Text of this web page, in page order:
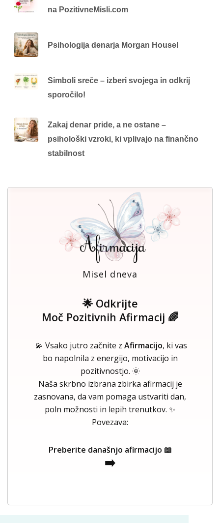
na PozitivneMisli.com
Psihologija denarja Morgan Housel
Simboli sreče – izberi svojega in odkrij
sporočilo!
Zakaj denar pride, a ne ostane –
psihološki vzroki, ki vplivajo na finančno
stabilnost
Misel dneva
🌟 Odkrijte
Moč Pozitivnih Afirmacij 🌈
💫 Vsako jutro začnite z Afirmacijo, ki vas
bo napolnila z energijo, motivacijo in
pozitivnostjo. 🌞
Naša skrbno izbrana zbirka afirmacij je
zasnovana, da vam pomaga ustvariti dan,
poln možnosti in lepih trenutkov. ✨
Povezava:
Preberite današnjo afirmacijo 📖
➡️